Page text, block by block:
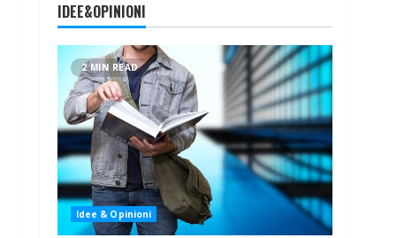
IDEE&OPINIONI
2 MIN READ
Idee & Opinioni